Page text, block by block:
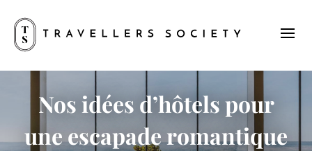
Nos idées d’hôtels pour
une escapade romantique